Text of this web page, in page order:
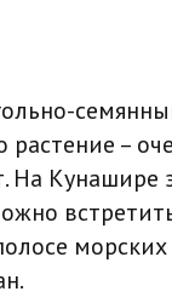
растение –
На